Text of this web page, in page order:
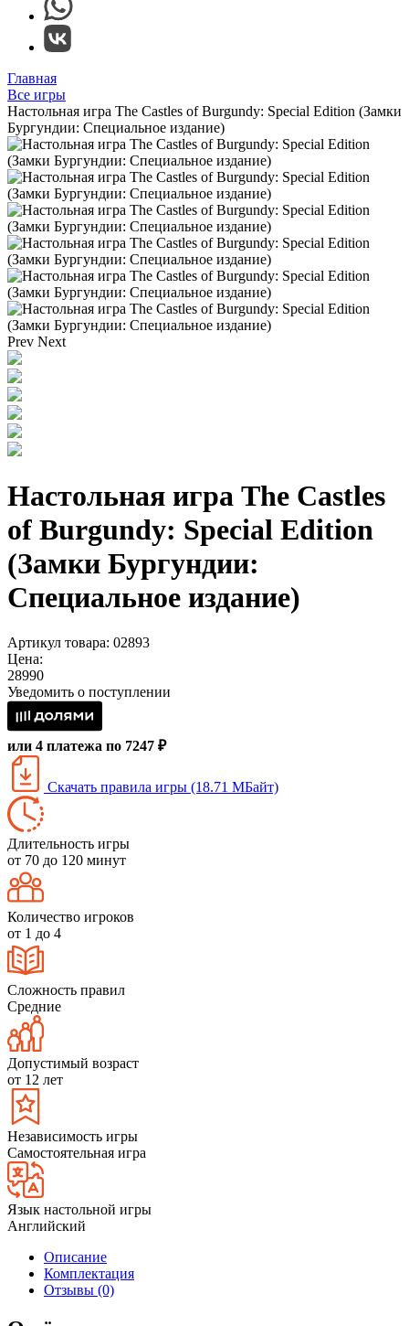
Главная
Все игры
Настольная игра The Castles of Burgundy: Special Edition (Замки
Бургундии: Специальное издание)
Prev Next
Настольная игра The Castles
of Burgundy: Special Edition
(Замки Бургундии:
Специальное издание)
Артикул товара: 02893
Цена:
28990
Уведомить о поступлении
или 4 платежа по 7247 ₽
Скачать правила игры (18.71 МБайт)
Длительность игры
от 70 до 120 минут
Количество игроков
от 1 до 4
Сложность правил
Средние
Допустимый возраст
от 12 лет
Независимость игры
Самостоятельная игра
Язык настольной игры
Английский
Описание
Комплектация
Отзывы (0)